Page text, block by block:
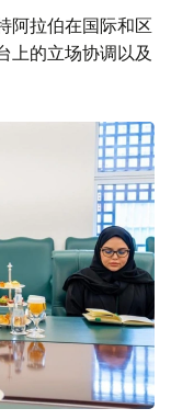
阿拉伯在国际和区
上的立场协调以及